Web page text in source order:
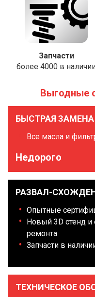
Запчасти
более 4000 в
Выгодные
БЫСТРАЯ
Все масла и
Недорого
РАЗВАЛ-
Опытные
Новый 3D стенд и
ремонта
Запчасти в
ТЕХНИЧЕСКОЕ